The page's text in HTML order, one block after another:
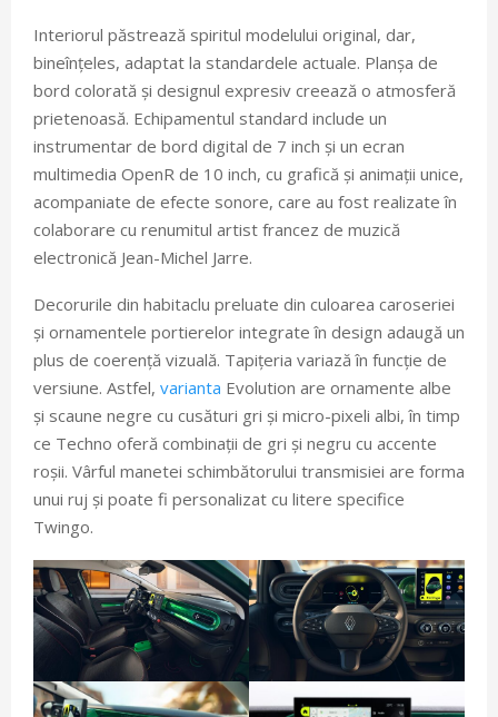
Interiorul păstrează spiritul modelului original, dar,
bineînțeles, adaptat la standardele actuale. Planșa de
bord colorată și designul expresiv creează o atmosferă
prietenoasă. Echipamentul standard include un
instrumentar de bord digital de 7 inch și un ecran
multimedia OpenR de 10 inch, cu grafică și animații unice,
acompaniate de efecte sonore, care au fost realizate în
colaborare cu renumitul artist francez de muzică
electronică Jean-Michel Jarre.
Decorurile din habitaclu preluate din culoarea caroseriei
și ornamentele portierelor integrate în design adaugă un
plus de coerență vizuală. Tapițeria variază în funcție de
versiune. Astfel, varianta Evolution are ornamente albe
și scaune negre cu cusături gri și micro-pixeli albi, în timp
ce Techno oferă combinații de gri și negru cu accente
roșii. Vârful manetei schimbătorului transmisiei are forma
unui ruj și poate fi personalizat cu litere specifice
Twingo.